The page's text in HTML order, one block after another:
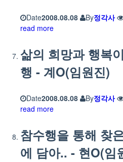
Date2008.08.08 By정각사
read more
삶의 희망과 행복
행 - 계O(임원진)
Date2008.08.08 By정각사
read more
참수행을 통해 찾
에 담아.. - 현O(임